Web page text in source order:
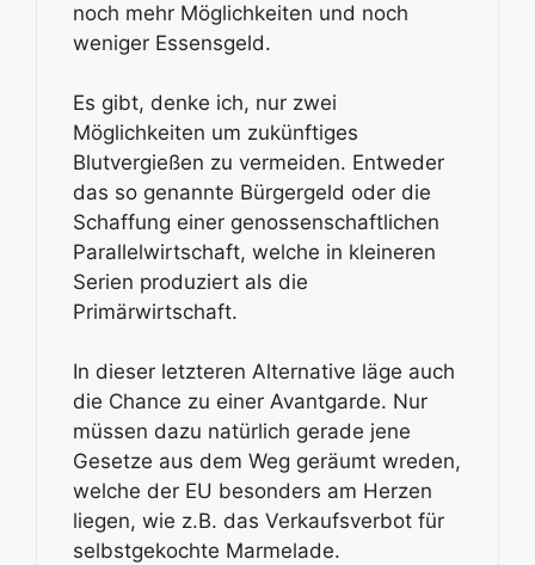
noch mehr Möglichkeiten und noch
weniger Essensgeld.
Es gibt, denke ich, nur zwei
Möglichkeiten um zukünftiges
Blutvergießen zu vermeiden. Entweder
das so genannte Bürgergeld oder die
Schaffung einer genossenschaftlichen
Parallelwirtschaft, welche in kleineren
Serien produziert als die
Primärwirtschaft.
In dieser letzteren Alternative läge auch
die Chance zu einer Avantgarde. Nur
müssen dazu natürlich gerade jene
Gesetze aus dem Weg geräumt wreden,
welche der EU besonders am Herzen
liegen, wie z.B. das Verkaufsverbot für
selbstgekochte Marmelade.